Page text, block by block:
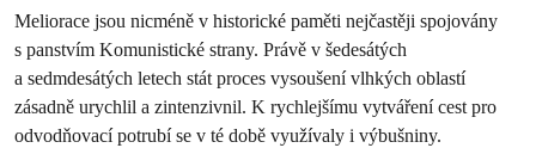
Meliorace jsou nicméně v historické paměti nejčastěji spojovány
s panstvím Komunistické strany. Právě v šedesátých
a sedmdesátých letech stát proces vysoušení vlhkých oblastí
zásadně urychlil a zintenzivnil. K rychlejšímu vytváření cest pro
odvodňovací potrubí se v té době využívaly i výbušniny.